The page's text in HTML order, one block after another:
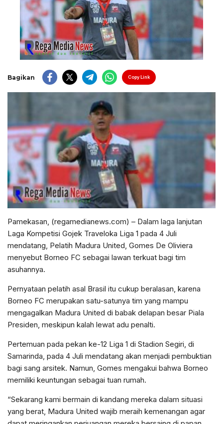
Bagikan Copy Link
Pamekasan, (regamedianews.com) – Dalam laga lanjutan
Laga Kompetisi Gojek Traveloka Liga 1 pada 4 Juli
mendatang, Pelatih Madura United, Gomes De Oliviera
menyebut Borneo FC sebagai lawan terkuat bagi tim
asuhannya.
Pernyataan pelatih asal Brasil itu cukup beralasan, karena
Borneo FC merupakan satu-satunya tim yang mampu
mengagalkan Madura United di babak delapan besar Piala
Presiden, meskipun kalah lewat adu penalti.
Pertemuan pada pekan ke-12 Liga 1 di Stadion Segiri, di
Samarinda, pada 4 Juli mendatang akan menjadi pembuktian
bagi sang arsitek. Namun, Gomes mengakui bahwa Borneo
memiliki keuntungan sebagai tuan rumah.
“Sekarang kami bermain di kandang mereka dalam situasi
yang berat, Madura United wajib meraih kemenangan agar